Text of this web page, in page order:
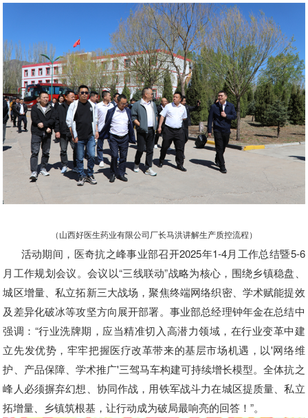
（山西好医生药业有限公司厂长马洪讲解生产质控流程）
活动期间，医奇抗之峰事业部召开2025年1-4月工作总结暨5-6
月工作规划会议。会议以“三线联动”战略为核心，围绕乡镇稳盘、
城区增量、私立拓新三大战场，聚焦终端网络织密、学术赋能提效
及差异化破冰等攻坚方向展开部署。事业部总经理钟年金在总结中
强调：“行业洗牌期，应当精准切入高潜力领域，在行业变革中建
立先发优势，牢牢把握医疗改革带来的基层市场机遇，以'网络维
护、产品保障、学术推广'三驾马车构建可持续增长模型。全体抗之
峰人必须摒弃幻想、协同作战，用铁军战斗力在城区提质量、私立
拓增量、乡镇筑根基，让行动成为破局最响亮的回答！”。